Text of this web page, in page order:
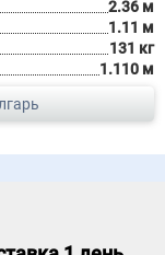
2.36 м
1.11 м
131 кг
1.110 м